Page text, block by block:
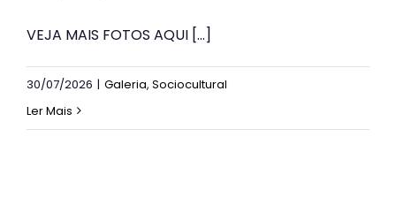
VEJA MAIS FOTOS AQUI [...]
30/07/2026 | Galeria, Sociocultural
Ler Mais